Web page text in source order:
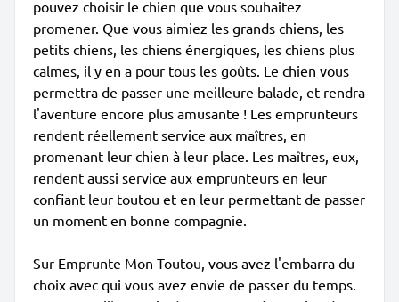
pouvez choisir le chien que vous souhaitez
promener. Que vous aimiez les grands chiens, les
petits chiens, les chiens énergiques, les chiens plus
calmes, il y en a pour tous les goûts. Le chien vous
permettra de passer une meilleure balade, et rendra
l'aventure encore plus amusante ! Les emprunteurs
rendent réellement service aux maîtres, en
promenant leur chien à leur place. Les maîtres, eux,
rendent aussi service aux emprunteurs en leur
confiant leur toutou et en leur permettant de passer
un moment en bonne compagnie.
Sur Emprunte Mon Toutou, vous avez l'embarra du
choix avec qui vous avez envie de passer du temps.